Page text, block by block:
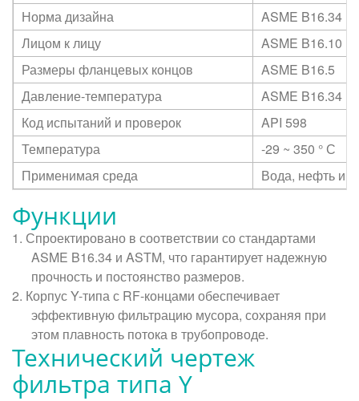
Норма дизайна
ASME B16.34
Лицом к лицу
ASME B16.10
Размеры фланцевых концов
ASME B16.5
Давление-температура
ASME B16.34
Код испытаний и проверок
API 598
Температура
-29 ~ 350 ° С
Применимая среда
Вода, нефть и
Функции
1. Спроектировано в соответствии со стандартами
ASME B16.34 и ASTM, что гарантирует надежную
прочность и постоянство размеров.
2. Корпус Y-типа с RF-концами обеспечивает
эффективную фильтрацию мусора, сохраняя при
этом плавность потока в трубопроводе.
Технический чертеж
фильтра типа Y